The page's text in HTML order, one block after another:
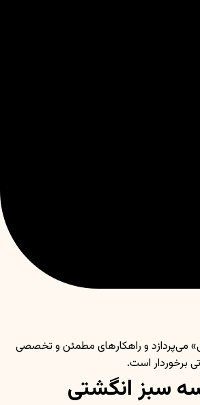
می‌پردازد و راهکارهای مطمئن و تخصصی
برخوردار است.
سبز انگشتی